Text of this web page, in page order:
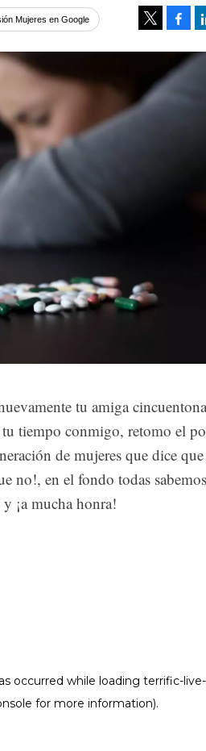
Mujeres en Google
tu amiga
tu tiempo conmigo, retomo el
de mujeres que dice
no!, en el fondo todas sabemos
¡a mucha honra!